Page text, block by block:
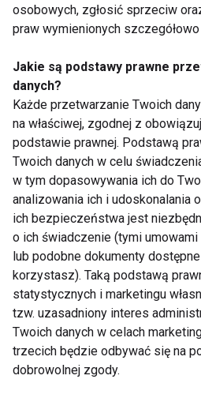
Zdążyć przed latem –
czyli plan odnowy z
nordic walking
Najciekawsze trasy
nordic walking w
Polsce Północnej
osobowych, zgłosić sprzeciw
praw wymienionych szczegółowo
Jakie są podstawy prawne
danych?
Każde przetwarzanie Twoich
na właściwej, zgodnej z
podstawie prawnej. Podstawą
Twoich danych w celu
w tym dopasowywania ich do
analizowania ich i udoskonalania
ich bezpieczeństwa jest
o ich świadczenie (tymi
lub podobne dokumenty
korzystasz). Taką podstawą
statystycznych i marketingu
tzw. uzasadniony interes
Twoich danych w celach
trzecich będzie odbywać się na
dobrowolnej zgody.